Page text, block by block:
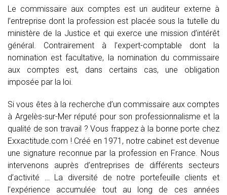
Le commissaire aux comptes est un auditeur externe à
l’entreprise dont la profession est placée sous la tutelle du
ministère de la Justice et qui exerce une mission d’intérêt
général. Contrairement à l’expert-comptable dont la
nomination est facultative, la nomination du commissaire
aux comptes est, dans certains cas, une obligation
imposée par la loi.
Si vous êtes à la recherche d’un commissaire aux comptes
à Argelès-sur-Mer réputé pour son professionnalisme et la
qualité de son travail ? Vous frappez à la bonne porte chez
Exxactitude.com ! Créé en 1971, notre cabinet est devenue
une signature reconnue par la profession en France. Nous
intervenons auprès d’entreprises de différents secteurs
d’activité … La diversité de notre portefeuille clients et
l’expérience accumulée tout au long de ces années